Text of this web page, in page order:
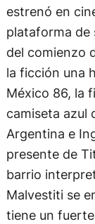
estrenó en
plataforma de
del comienzo
la ficción una
México 86, la
camiseta azul
Argentina e
presente de
barrio
Malvestiti se
tiene un